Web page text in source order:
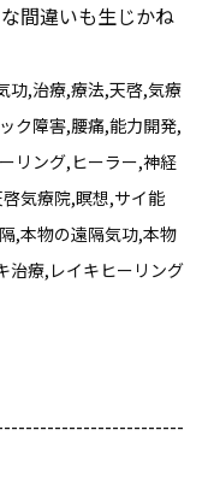
間違いも生じかね
功,治療,療法,天啓,気療
ク障害,腰痛,能力開発,
リング,ヒーラー,神経
気療院,瞑想,サイ能
,本物の遠隔気功,本物
治療,レイキヒーリング